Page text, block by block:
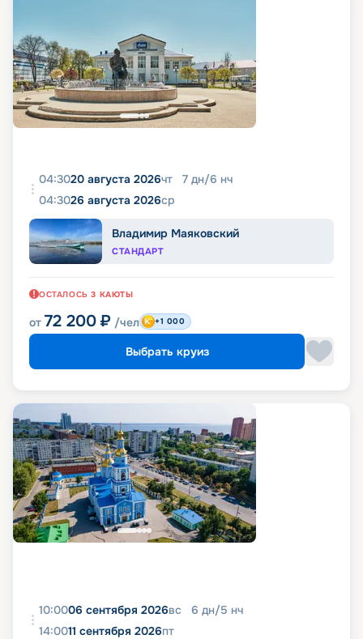
04:3020 августа 2026чт 7 дн/6 нч
04:3026 августа 2026ср
Владимир Маяковский
СТАНДАРТ
ОСТАЛОСЬ 3 КАЮТЫ
от 72 200 ₽ /чел +1 000
Выбрать круиз
10:0006 сентября 2026вс 6 дн/5 нч
14:0011 сентября 2026пт